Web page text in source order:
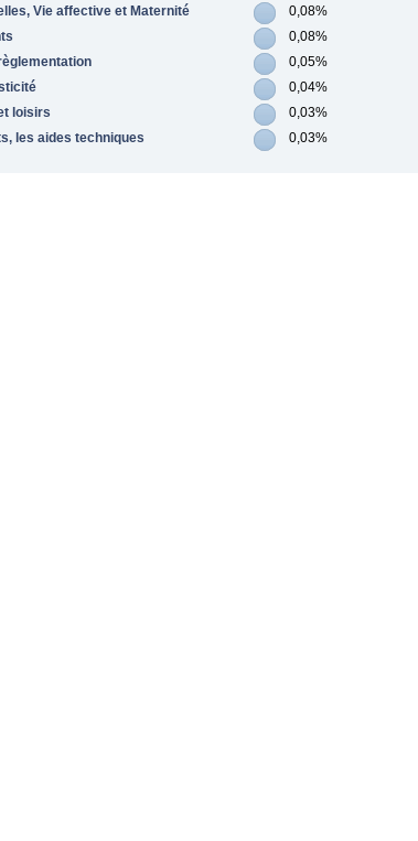
Vie affective et Maternité
0,08%
0,08%
0,05%
0,04%
loisirs
0,03%
les aides techniques
0,03%